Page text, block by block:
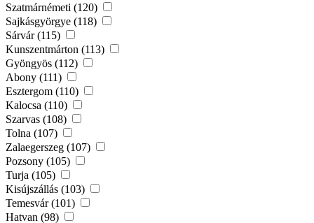
Szatmárnémeti (120)
Sajkásgyörgye (118)
Sárvár (115)
Kunszentmárton (113)
Gyöngyös (112)
Abony (111)
Esztergom (110)
Kalocsa (110)
Szarvas (108)
Tolna (107)
Zalaegerszeg (107)
Pozsony (105)
Turja (105)
Kisújszállás (103)
Temesvár (101)
Hatvan (98)